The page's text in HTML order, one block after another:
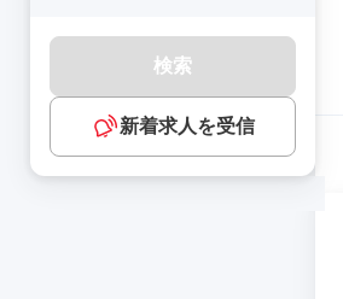
検索
新着求人を受信